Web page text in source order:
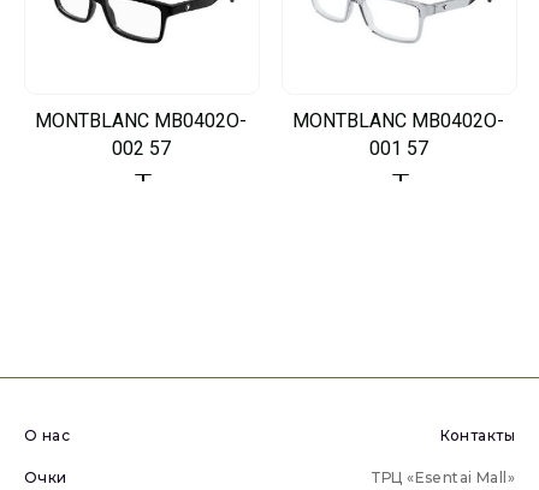
MONTBLANC MB0402O-
002 57
MONTBLANC MB0402O-
001 57
О нас
Очки
Контакты
ТРЦ «Esentai Mall»